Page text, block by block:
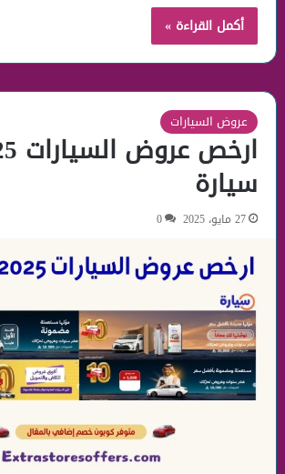
أكمل القراءة »
عروض السيارات
سيارة
27 مايو، 2025 0